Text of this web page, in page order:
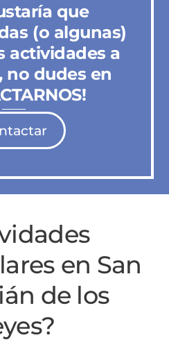
que
(o algunas)
actividades a
no dudes en
en San
de los